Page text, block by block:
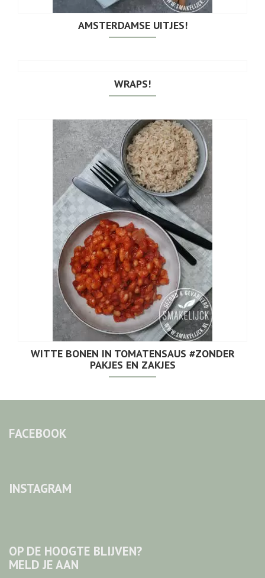
AMSTERDAMSE UITJES!
WRAPS!
WITTE BONEN IN TOMATENSAUS #ZONDER
PAKJES EN ZAKJES
FACEBOOK
INSTAGRAM
OP DE HOOGTE BLIJVEN?
MELD JE AAN